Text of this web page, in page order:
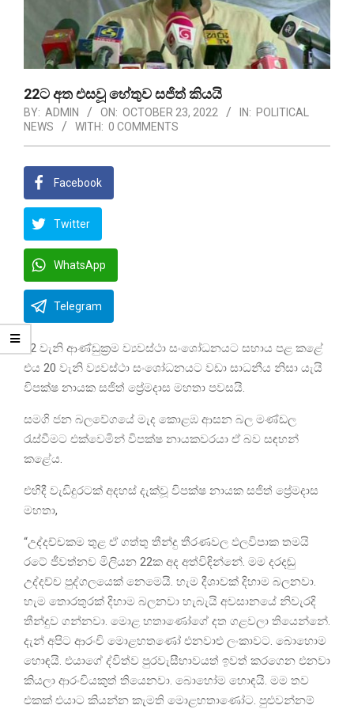
22ට අත එසවූ හේතුව සජිත් කියයි
BY: ADMIN ON: OCTOBER 23, 2022 IN: POLITICAL
NEWS
WITH: 0 COMMENTS
Facebook
Twitter
WhatsApp
Telegram
22 වැනි ආණ්ඩුක්‍රම ව්‍යවස්ථා සංශෝධනයට සහාය පළ කළේ
එය 20 වැනි ව්‍යවස්ථා සංශෝධනයට වඩා සාධනීය නිසා යැයි
විපක්ෂ නායක සජිත් ප්‍රේමදාස මහතා පවසයි.
සමගි ජන බලවේගයේ මැද කොළඹ ආසන බල මණ්ඩල
රැස්වීමට එක්වෙමින් විපක්ෂ නායකවරයා ඒ බව සඳහන්
කළේය.
එහිදී වැඩිදුරටක් අදහස් දැක්වූ විපක්ෂ නායක සජිත් ප්‍රේමදාස
මහතා,
“උද්දච්චකම තුළ ඒ ගත්තු තීන්දු තීරණවල ඵලවිපාක තමයි
රටේ ජීවත්නව මිලියන 22ක අද අත්විඳින්නේ. මම දරදඬු
උද්දච්ච පුද්ගලයෙක් නෙමෙයි. හැම දීශාවක් දිහාම බලනවා.
හැම තොරතුරක් දිහාම බලනවා හැබැයි අවසානයේ නිවැරදි
තීන්දුව ගන්නවා. මොළ හතාණෝගේ දත ගළවලා තියෙන්නේ.
දැන් අපිට ආරංචි මොළහතණෝ එනවාළු ලංකාවට. බොහොම
හොඳයි. එයා‌ගේ ද්විත්ව පුරවැසීභාවයත් ඉවත් කරගෙන එනවා
කියලා ආරංචියකුත් තියෙනවා. බොහෝම හොඳයි. මම තව
එකක් එයාට කියන්න කැමති මොළහතාණෝට. පුළුවන්නම්